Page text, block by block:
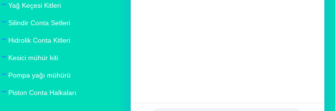
Yağ Keçesi Kitleri
Silindir Conta Setleri
Hidrolik Conta Kitleri
Kesici mühür kiti
Pompa yağı mühürü
Piston Conta Halkaları